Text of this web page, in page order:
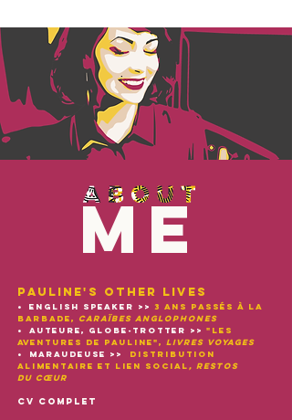
PAULINE'S OTHER LIVES
• ENGLISH SPEAKER >> 3 ANS PASSÉ S à
LA
BARBADE, CARAÏBES ANGLOPHONES
• AUTEURE, GLOBE-TROTTER >> "LES
AVENTURES DE PAULINE",
LIVRES voyages
• MARAUDEUSE >>
DISTRIBUTION
ALIMENTAIRE ET LIEN SOCIAL , RESTOS
DU CŒUR
CV complet
ME